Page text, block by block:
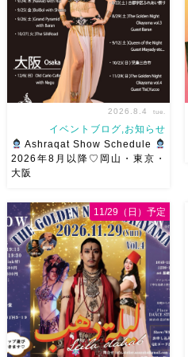
です♡皆様にお会いできますよ
うに
ご予約はメッセージく
ださい
お待ちしています
Ashraqat Show Schedule
岡山・8/22(土) […]
2026.8.4 tue.
イベントブログ,お知らせ
Ashraqat Show Schedule
2026年8月以降♡岡山・東京・
大阪
11/29（日）予定